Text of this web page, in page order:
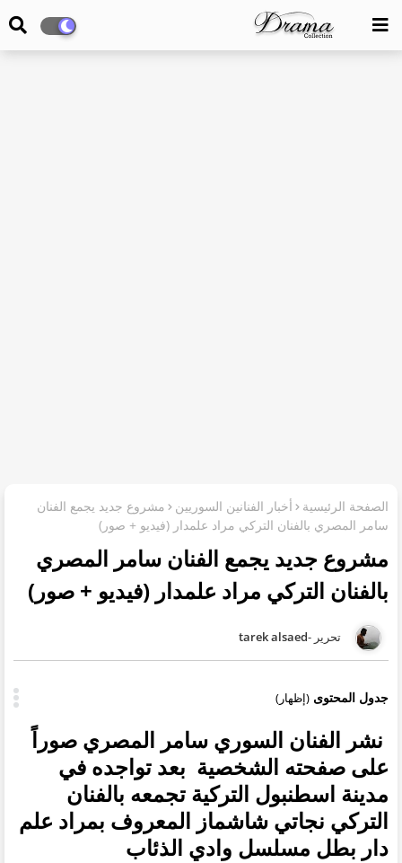
الصفحة الرئيسية أخبار الفنانين السوريين
مشروع جديد يجمع الفنان
سامر المصري بالفنان التركي مراد علمدار (فيديو + صور)
مشروع جديد يجمع الفنان سامر المصري
بالفنان التركي مراد علمدار (فيديو + صور)
tarek alsaed
جدول المحتوى (إظهار)
نشر الفنان السوري سامر المصري صوراً
على صفحته الشخصية بعد تواجده في
مدينة اسطنبول التركية تجمعه بالفنان
التركي نجاتي شاشماز المعروف بمراد علم
دار بطل مسلسل وادي الذئاب